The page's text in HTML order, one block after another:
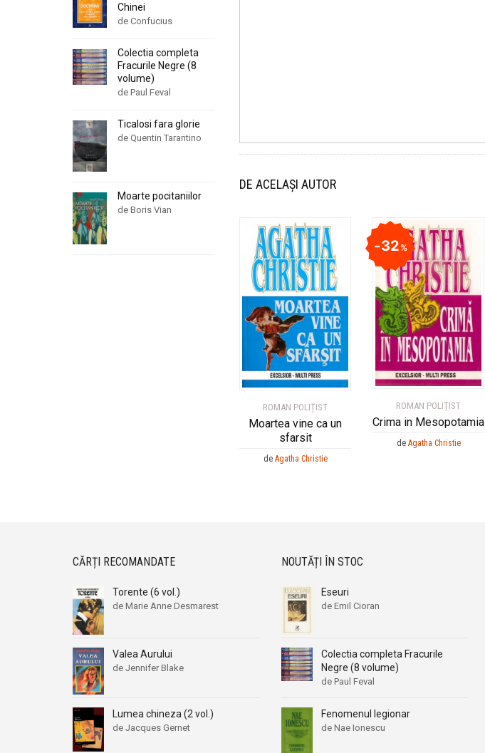
DE ACELAȘI AUTOR
ROMAN POLIȚIST
Moartea vine ca un
sfarsit
de Agatha Christie
ROMAN POLIȚIST
Crima in Mesopotamia
32%
de Agatha Christie
Chinei
de Confucius
Colectia completa
Fracurile Negre (8
volume)
de Paul Feval
Ticalosi fara glorie
de Quentin Tarantino
Moarte pocitaniilor
de Boris Vian
CĂRȚI RECOMANDATE
Torente (6 vol.)
de Marie Anne Desmarest
Valea Aurului
de Jennifer Blake
Lumea chineza (2 vol.)
de Jacques Gernet
NOUTĂȚI ÎN STOC
Eseuri
de Emil Cioran
Colectia completa Fracurile
Negre (8 volume)
de Paul Feval
Fenomenul legionar
de Nae Ionescu